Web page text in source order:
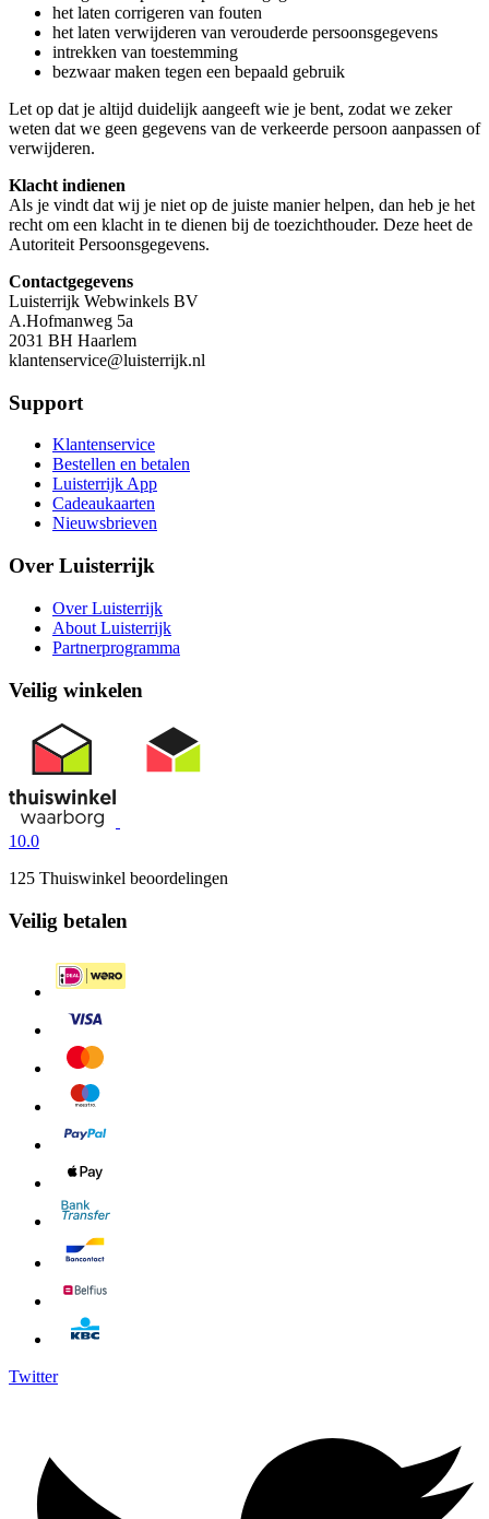
het laten corrigeren van fouten
het laten verwijderen van verouderde persoonsgegevens
intrekken van toestemming
bezwaar maken tegen een bepaald gebruik
Let op dat je altijd duidelijk aangeeft wie je bent, zodat we zeker
weten dat we geen gegevens van de verkeerde persoon aanpassen of
verwijderen.
Klacht indienen
Als je vindt dat wij je niet op de juiste manier helpen, dan heb je het
recht om een klacht in te dienen bij de toezichthouder. Deze heet de
Autoriteit Persoonsgegevens.
Contactgegevens
Luisterrijk Webwinkels BV
A.Hofmanweg 5a
2031 BH Haarlem
klantenservice@luisterrijk.nl
Support
Klantenservice
Bestellen en betalen
Luisterrijk App
Cadeaukaarten
Nieuwsbrieven
Over Luisterrijk
Over Luisterrijk
About Luisterrijk
Partnerprogramma
Veilig winkelen
10.0
125 Thuiswinkel beoordelingen
Veilig betalen
Twitter